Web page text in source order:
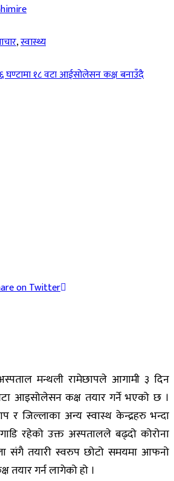
,स्वास्थ्य
on Twitter
मन्थली रामेछापले आगामी ३ दिन
आइसोलेसन कक्ष तयार गर्ने भएको छ ।
र जिल्लाका अन्य स्वास्थ केन्द्रहरु भन्दा
रहेको उक्त अस्पतालले बढ्दो कोरोना
संगै तयारी स्वरुप छोटो समयमा आफनो
गर्न लागेको हो ।